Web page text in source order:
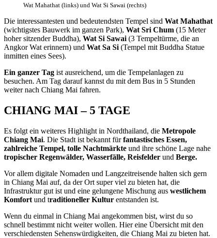
Wat Mahathat (links) und Wat Si Sawai (rechts)
Die interessantesten und bedeutendsten Tempel sind Wat Mahathat
(wichtigstes Bauwerk im ganzen Park), Wat Sri Chum (15 Meter
hoher sitzender Buddha), Wat Si Sawai (3 Tempeltürme, die an
Angkor Wat erinnern) und Wat Sa Si (Tempel mit Buddha Statue
inmitten eines Sees).
Ein ganzer Tag ist ausreichend, um die Tempelanlagen zu
besuchen. Am Tag darauf kannst du mit dem Bus in 5 Stunden
weiter nach Chiang Mai fahren.
CHIANG MAI – 5 TAGE
Es folgt ein weiteres Highlight in Nordthailand, die Metropole
Chiang Mai. Die Stadt ist bekannt fürfantastisches Essen,
zahlreiche Tempel, tolle Nachtmärkte und ihre schöne Lage nahe
tropischer Regenwälder, Wasserfälle, Reisfelder und Berge.
Vor allem digitale Nomaden und Langzeitreisende halten sich gern
in Chiang Mai auf, da der Ort super viel zu bieten hat, die
Infrastruktur gut ist und eine gelungene Mischung aus westlichem
Komfort und traditioneller Kultur entstanden ist.
Wenn du einmal in Chiang Mai angekommen bist, wirst du so
schnell bestimmt nicht weiter wollen. Hier eine Übersicht mit den
verschiedensten Sehenswürdigkeiten, die Chiang Mai zu bieten hat.